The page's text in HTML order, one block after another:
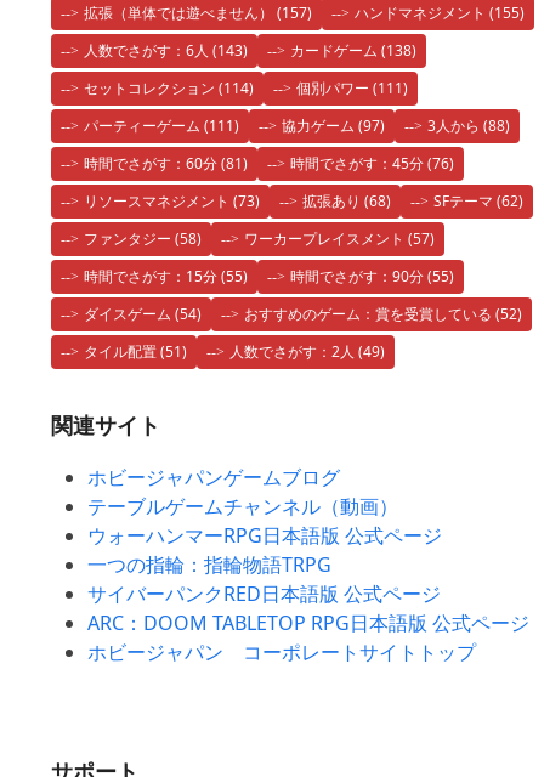
拡張（単体では遊べません） (157) ハンドマネジメント (155)
人数でさがす：6人 (143) カードゲーム (138)
セットコレクション (114) 個別パワー (111)
パーティーゲーム (111) 協力ゲーム (97) 3人から (88)
時間でさがす：60分(81) 時間でさがす：45分(76)
リソースマネジメント (73) 拡張あり (68) SFテーマ (62)
ファンタジー (58) ワーカープレイスメント (57)
時間でさがす：15分(55) 時間でさがす：90分(55)
ダイスゲーム (54) おすすめのゲーム：賞を受賞している (52)
タイル配置(51) 人数でさがす：2人 (49)
関連サイト
ホビージャパンゲームブログ
テーブルゲームチャンネル（動画）
ウォーハンマーRPG日本語版 公式ページ
一つの指輪：指輪物語TRPG
サイバーパンクRED日本語版 公式ページ
ARC：DOOM TABLETOP RPG日本語版 公式ページ
ホビージャパン コーポレートサイトトップ
サポート